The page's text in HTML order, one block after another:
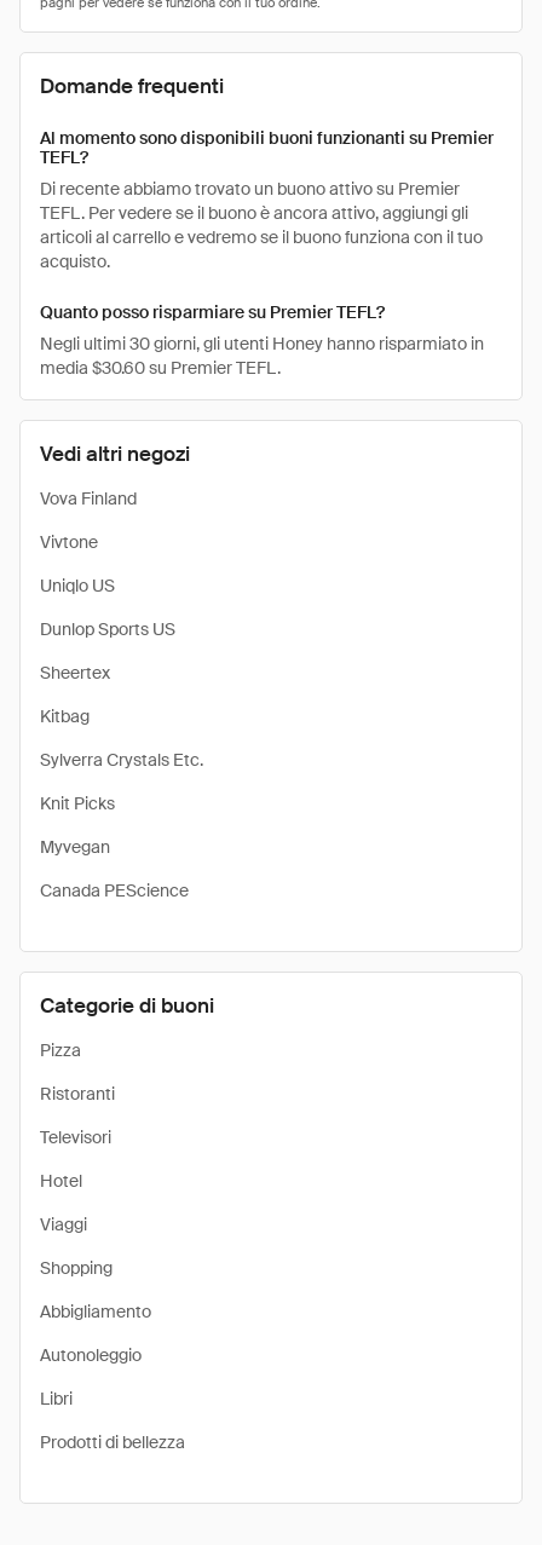
Vedi altri negozi
Vova Finland
Vivtone
Uniqlo US
Dunlop Sports US
Sheertex
Kitbag
Sylverra Crystals Etc.
Knit Picks
Myvegan
Canada PEScience
Categorie di buoni
Pizza
Ristoranti
Televisori
Hotel
Viaggi
Shopping
Abbigliamento
Autonoleggio
Libri
Prodotti di bellezza
Domande frequenti
Al momento sono disponibili buoni funzionanti su Premier
TEFL?
Di recente abbiamo trovato un buono attivo su Premier
TEFL. Per vedere se il buono è ancora attivo, aggiungi gli
articoli al carrello e vedremo se il buono funziona con il tuo
acquisto.
Quanto posso risparmiare su Premier TEFL?
Negli ultimi 30 giorni, gli utenti Honey hanno risparmiato in
media $30.60 su Premier TEFL.